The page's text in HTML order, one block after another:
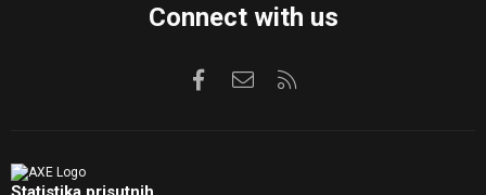
Connect with us
FacebookKontaktirajte nas